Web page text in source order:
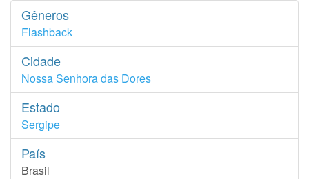
Gêneros
Flashback
Cidade
Nossa Senhora das Dores
Estado
Sergipe
País
Brasil